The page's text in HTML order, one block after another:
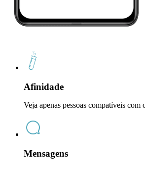
Afinidade
Veja apenas pessoas compatíveis com
Mensagens